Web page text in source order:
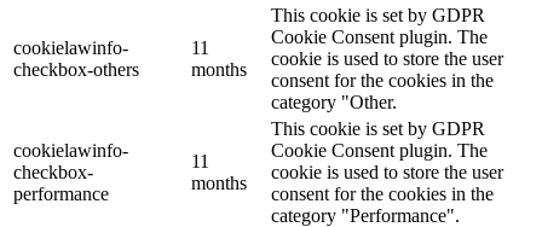
cookielawinfo-
checkbox-others
11
months
This cookie is set by GDPR
Cookie Consent plugin. The
cookie is used to store the user
consent for the cookies in the
category "Other.
cookielawinfo-
checkbox-
performance
11
months
This cookie is set by GDPR
Cookie Consent plugin. The
cookie is used to store the user
consent for the cookies in the
category "Performance".